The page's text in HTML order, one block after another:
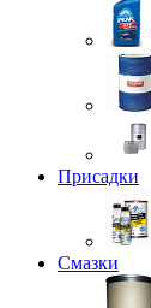
Присадки
Смазки